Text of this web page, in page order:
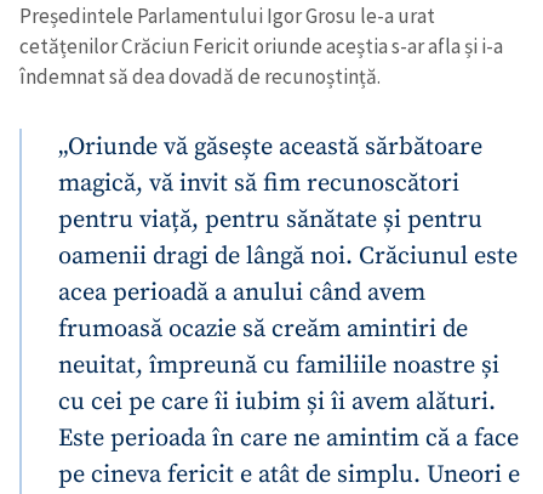
Președintele Parlamentului Igor Grosu le-a urat
cetățenilor Crăciun Fericit oriunde aceștia s-ar afla și i-a
îndemnat să dea dovadă de recunoștință.
„Oriunde vă găsește această sărbătoare
magică, vă invit să fim recunoscători
pentru viață, pentru sănătate și pentru
oamenii dragi de lângă noi. Crăciunul este
acea perioadă a anului când avem
frumoasă ocazie să creăm amintiri de
neuitat, împreună cu familiile noastre și
cu cei pe care îi iubim și îi avem alături.
Este perioada în care ne amintim că a face
pe cineva fericit e atât de simplu. Uneori e